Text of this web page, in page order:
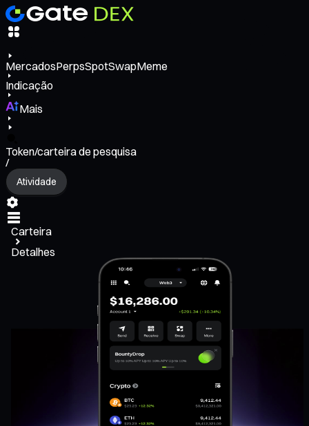
MercadosPerpsSpotSwapMeme
Indicação
Mais
Token/carteira de pesquisa
/
Atividade
Carteira
Detalhes